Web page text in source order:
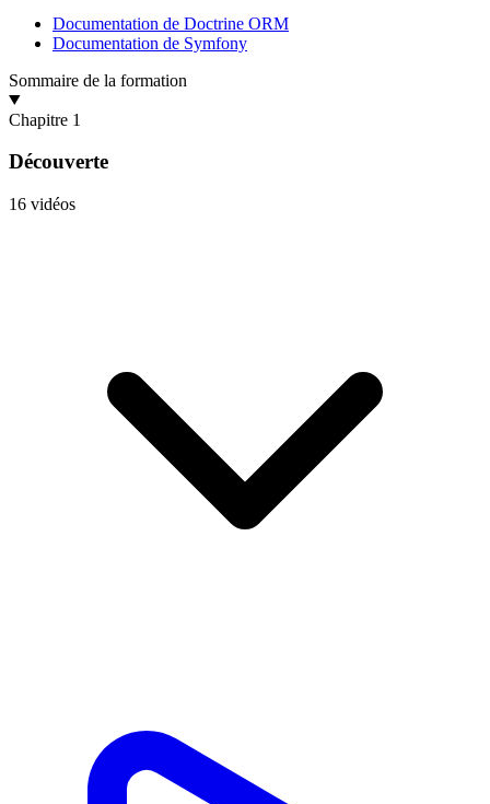
Documentation de Doctrine ORM
Documentation de Symfony
Sommaire de la formation
Chapitre 1
Découverte
16 vidéos